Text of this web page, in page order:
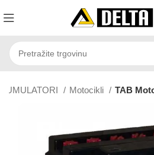
Motocikli TAB